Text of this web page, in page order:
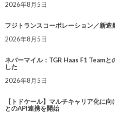
2026年8月5日
フジトランスコーポレーション／新造
2026年8月5日
ネバーマイル：TGR Haas F1 Teamと
した
2026年8月5日
【トドケール】マルチキャリア化に
とのAPI連携を開始